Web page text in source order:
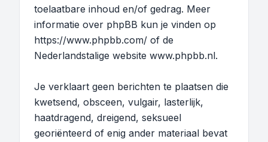
toelaatbare inhoud en/of gedrag. Meer
informatie over phpBB kun je vinden op
https://www.phpbb.com/ of de
Nederlandstalige website www.phpbb.nl.
Je verklaart geen berichten te plaatsen die
kwetsend, obsceen, vulgair, lasterlijk,
haatdragend, dreigend, seksueel
georiënteerd of enig ander materiaal bevat